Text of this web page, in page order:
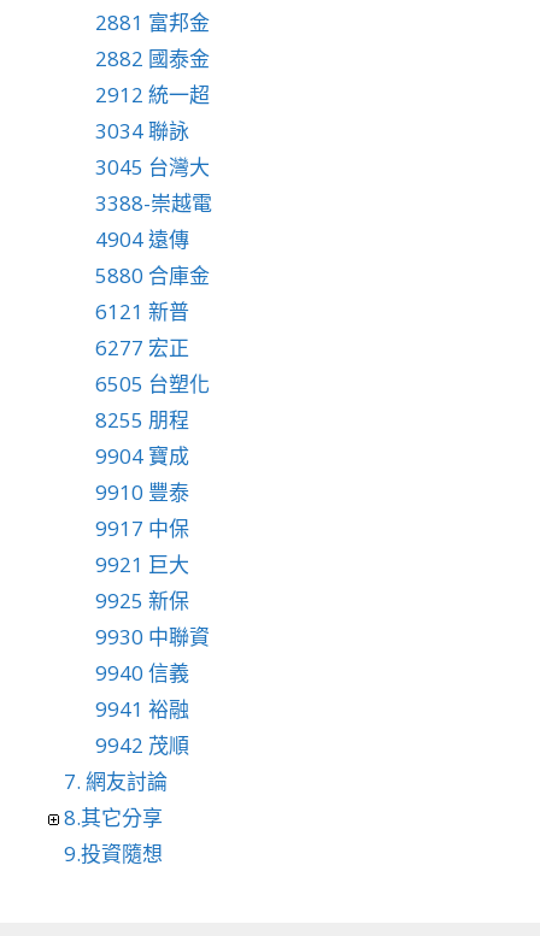
2881 富邦金
2882 國泰金
2912 統一超
3034 聯詠
3045 台灣大
3388-崇越電
4904 遠傳
5880 合庫金
6121 新普
6277 宏正
6505 台塑化
8255 朋程
9904 寶成
9910 豐泰
9917 中保
9921 巨大
9925 新保
9930 中聯資
9940 信義
9941 裕融
9942 茂順
7. 網友討論
8.其它分享
9.投資隨想